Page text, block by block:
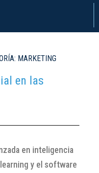
MARKETING
en las
en inteligencia
y el software